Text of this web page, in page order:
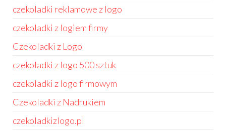
czekoladki reklamowe z logo
czekoladki z logiem firmy
Czekoladki z Logo
czekoladki z logo 500 sztuk
czekoladki z logo firmowym
Czekoladki z Nadrukiem
czekoladkizlogo.pl